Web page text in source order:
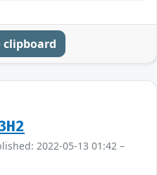
clipboard
2022-05-13 01:42 –